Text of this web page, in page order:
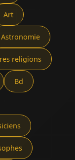
Art
Astronomie
religions
Bd